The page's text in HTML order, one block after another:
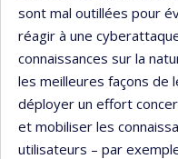
sont mal outillées pour
réagir à une
connaissances sur la
les meilleures façons de
déployer un effort
et mobiliser les
utilisateurs – par